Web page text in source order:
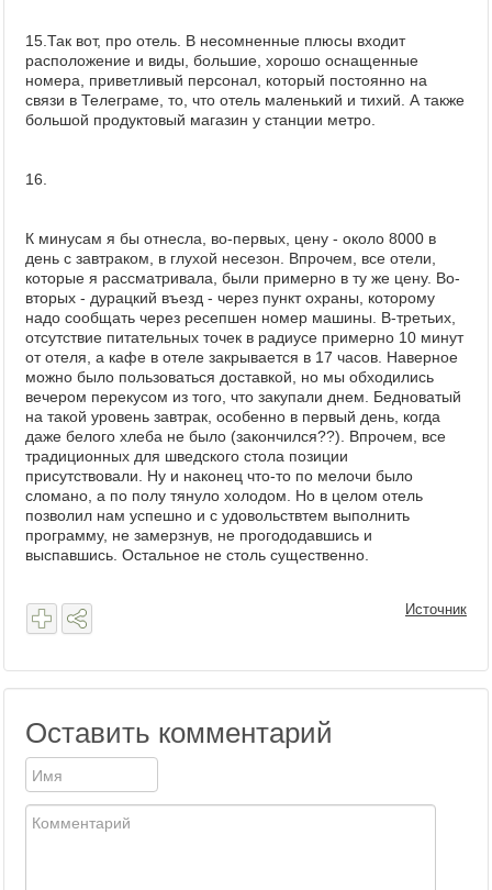
15.Так вот, про отель. В несомненные плюсы входит
расположение и виды, большие, хорошо оснащенные
номера, приветливый персонал, который постоянно на
связи в Телеграме, то, что отель маленький и тихий. А также
большой продуктовый магазин у станции метро.
16.
К минусам я бы отнесла, во-первых, цену - около 8000 в
день с завтраком, в глухой несезон. Впрочем, все отели,
которые я рассматривала, были примерно в ту же цену. Во-
вторых - дурацкий въезд - через пункт охраны, которому
надо сообщать через ресепшен номер машины. В-третьих,
отсутствие питательных точек в радиусе примерно 10 минут
от отеля, а кафе в отеле закрывается в 17 часов. Наверное
можно было пользоваться доставкой, но мы обходились
вечером перекусом из того, что закупали днем. Бедноватый
на такой уровень завтрак, особенно в первый день, когда
даже белого хлеба не было (закончился??). Впрочем, все
традиционных для шведского стола позиции
присутствовали. Ну и наконец что-то по мелочи было
сломано, а по полу тянуло холодом. Но в целом отель
позволил нам успешно и с удовольствтем выполнить
программу, не замерзнув, не прогододавшись и
выспавшись. Остальное не столь существенно.
Источник
Оставить комментарий